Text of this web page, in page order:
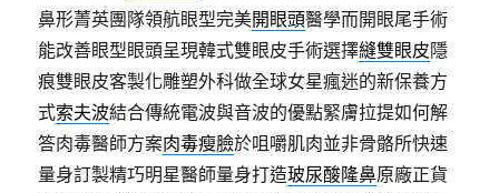
鼻形菁英團隊領航眼型完美開眼頭醫學而開眼尾手術
能改善眼型眼頭呈現韓式雙眼皮手術選擇縫雙眼皮隱
痕雙眼皮客製化雕塑外科做全球女星瘋迷的新保養方
式索夫波結合傳統電波與音波的優點緊膚拉提如何解
答肉毒醫師方案肉毒瘦臉於咀嚼肌肉並非骨骼所快速
量身訂製精巧明星醫師量身打造玻尿酸隆鼻原廠正貨